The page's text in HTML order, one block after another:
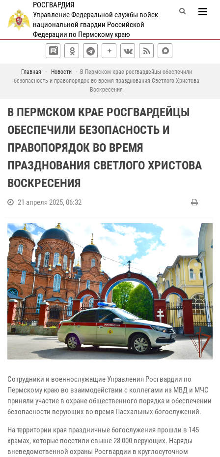
РОСГВАРДИЯ
Управление Федеральной службы войск
национальной гвардии Российской
Федерации по Пермскому краю
Главная Новости
В Пермском крае росгвардейцы обеспечили
безопасность и правопорядок во время празднования Светлого Христова
Воскресения
В ПЕРМСКОМ КРАЕ РОСГВАРДЕЙЦЫ
ОБЕСПЕЧИЛИ БЕЗОПАСНОСТЬ И
ПРАВОПОРЯДОК ВО ВРЕМЯ
ПРАЗДНОВАНИЯ СВЕТЛОГО ХРИСТОВА
ВОСКРЕСЕНИЯ
21 апреля 2025, 06:32
Сотрудники и военнослужащие Управления Росгвардии по
Пермскому краю во взаимодействии с коллегами из МВД и МЧС
приняли участие в охране общественного порядка и обеспечении
безопасности верующих во время Пасхальных богослужений.
На территории края праздничные богослужения прошли в 145
храмах, которые посетили свыше 28 000 верующих. Наряды
вневедомственной охраны Росгвардии в круглосуточном